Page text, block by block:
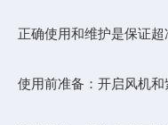
正确使用和维护是保证超
使用前准备：开启风机